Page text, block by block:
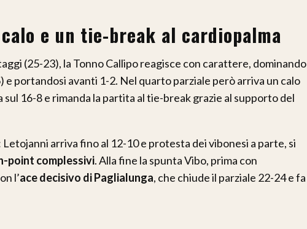
e un tie-break al cardiopalma
(25-23), la Tonno Callipo reagisce con carattere, dominando
e portandosi avanti 1-2. Nel quarto parziale però arriva un calo
16-8 e rimanda la partita al tie-break grazie al supporto del
arriva fino al 12-10 e protesta dei vibonesi a parte, si
point complessivi. Alla fine la spunta Vibo, prima con
l’ace decisivo di Paglialunga, che chiude il parziale 22-24 e fa